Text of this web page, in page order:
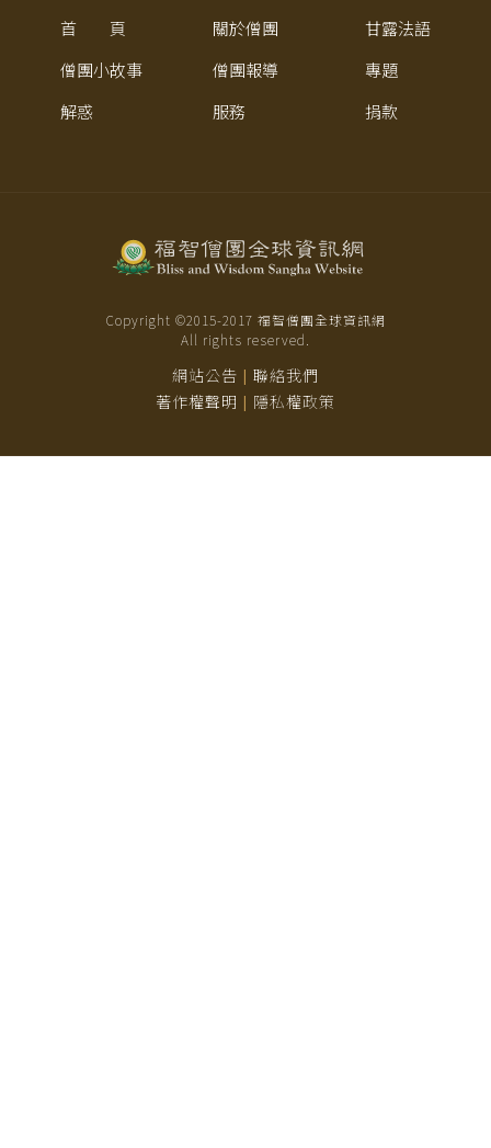
首 頁 關於僧團
甘露法語
僧團小故事
僧團報導
專題
解惑
服務 捐款
Copyright ©2015-2017 福智僧團全球資訊網
All rights reserved.
網站公告 | 聯絡我們
著作權聲明 | 隱私權政策